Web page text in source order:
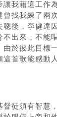
我藉這工作
找我練了兩
後，李健達
出來，不能
於彼此目標
首歌能感動
徒須有智慧